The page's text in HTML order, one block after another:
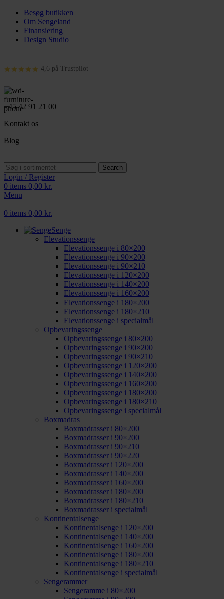
Besøg butikken
Om Sengeland
Finansiering
Design Studio
4,6 på Trustpilot
+45 42 91 21 00
Kontakt os
Blog
Search
Login / Register
0 items 0,00 kr.
Menu
0 items 0,00 kr.
Senge
Elevationssenge
Elevationssenge i 80×200
Elevationssenge i 90×200
Elevationssenge i 90×210
Elevationssenge i 120×200
Elevationssenge i 140×200
Elevationssenge i 160×200
Elevationssenge i 180×200
Elevationssenge i 180×210
Elevationssenge i specialmål
Opbevaringssenge
Opbevaringssenge i 80×200
Opbevaringssenge i 90×200
Opbevaringssenge i 90×210
Opbevaringssenge i 120×200
Opbevaringssenge i 140×200
Opbevaringssenge i 160×200
Opbevaringssenge i 180×200
Opbevaringssenge i 180×210
Opbevaringssenge i specialmål
Boxmadras
Boxmadrasser i 80×200
Boxmadrasser i 90×200
Boxmadrasser i 90×210
Boxmadrasser i 90×220
Boxmadrasser i 120×200
Boxmadrasser i 140×200
Boxmadrasser i 160×200
Boxmadrasser i 180×200
Boxmadrasser i 180×210
Boxmadrasser i specialmål
Kontinentalsenge
Kontinentalsenge i 120×200
Kontinentalsenge i 140×200
Kontinentalsenge i 160×200
Kontinentalsenge i 180×200
Kontinentalsenge i 180×210
Kontinentalsenge i specialmål
Sengerammer
Sengeramme i 80×200